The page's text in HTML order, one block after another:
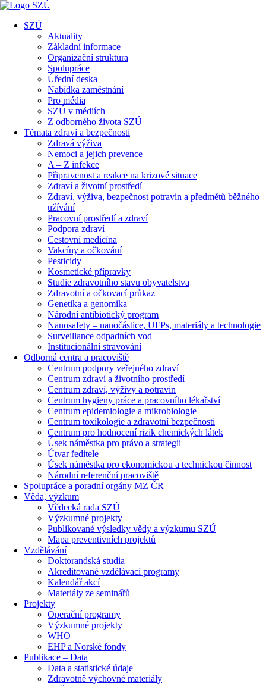
SZÚ
Aktuality
Základní informace
Organizační struktura
Spolupráce
Úřední deska
Nabídka zaměstnání
Pro média
SZÚ v médiích
Z odborného života SZÚ
Témata zdraví a bezpečnosti
Zdravá výživa
Nemoci a jejich prevence
A – Z infekce
Připravenost a reakce na krizové situace
Zdraví a životní prostředí
Zdraví, výživa, bezpečnost potravin a předmětů běžného
užívání
Pracovní prostředí a zdraví
Podpora zdraví
Cestovní medicína
Vakcíny a očkování
Pesticidy
Kosmetické přípravky
Studie zdravotního stavu obyvatelstva
Zdravotní a očkovací průkaz
Genetika a genomika
Národní antibiotický program
Nanosafety – nanočástice, UFPs, materiály a technologie
Surveillance odpadních vod
Institucionální stravování
Odborná centra a pracoviště
Centrum podpory veřejného zdraví
Centrum zdraví a životního prostředí
Centrum zdraví, výživy a potravin
Centrum hygieny práce a pracovního lékařství
Centrum epidemiologie a mikrobiologie
Centrum toxikologie a zdravotní bezpečnosti
Centrum pro hodnocení rizik chemických látek
Úsek náměstka pro právo a strategii
Útvar ředitele
Úsek náměstka pro ekonomickou a technickou činnost
Národní referenční pracoviště
Spolupráce a poradní orgány MZ ČR
Věda, výzkum
Vědecká rada SZÚ
Výzkumné projekty
Publikované výsledky vědy a výzkumu SZÚ
Mapa preventivních projektů
Vzdělávání
Doktorandská studia
Akreditované vzdělávací programy
Kalendář akcí
Materiály ze seminářů
Projekty
Operační programy
Výzkumné projekty
WHO
EHP a Norské fondy
Publikace – Data
Data a statistické údaje
Zdravotně výchovné materiály